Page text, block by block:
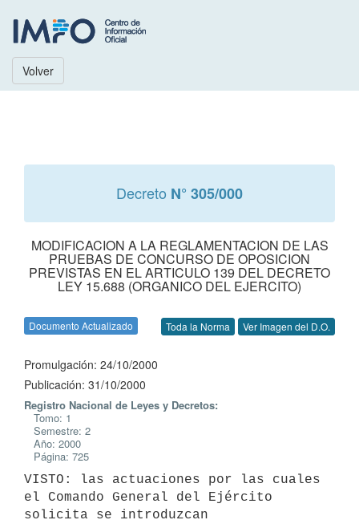
Volver
Decreto N° 305/000
MODIFICACION A LA REGLAMENTACION DE LAS
PRUEBAS DE CONCURSO DE OPOSICION
PREVISTAS EN EL ARTICULO 139 DEL DECRETO
LEY 15.688 (ORGANICO DEL EJERCITO)
Documento Actualizado Toda la Norma Ver Imagen del D.O.
Promulgación: 24/10/2000
Publicación: 31/10/2000
Registro Nacional de Leyes y Decretos:
Tomo: 1
Semestre: 2
Año: 2000
Página: 725
VISTO: las actuaciones por las cuales
el Comando General del Ejército
solicita se introduzcan